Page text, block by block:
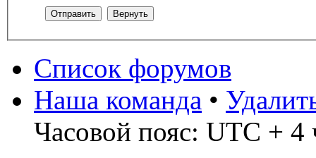
Список форумов
Наша команда •
Часовой пояс: UTC + 4